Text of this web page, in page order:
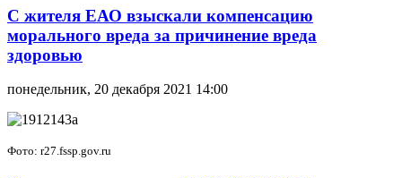
С жителя ЕАО взыскали компенсацию
морального вреда за причинение вреда
здоровью
понедельник, 20 декабря 2021 14:00
Фото: r27.fssp.gov.ru